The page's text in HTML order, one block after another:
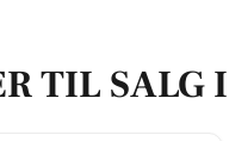
TIL SALG